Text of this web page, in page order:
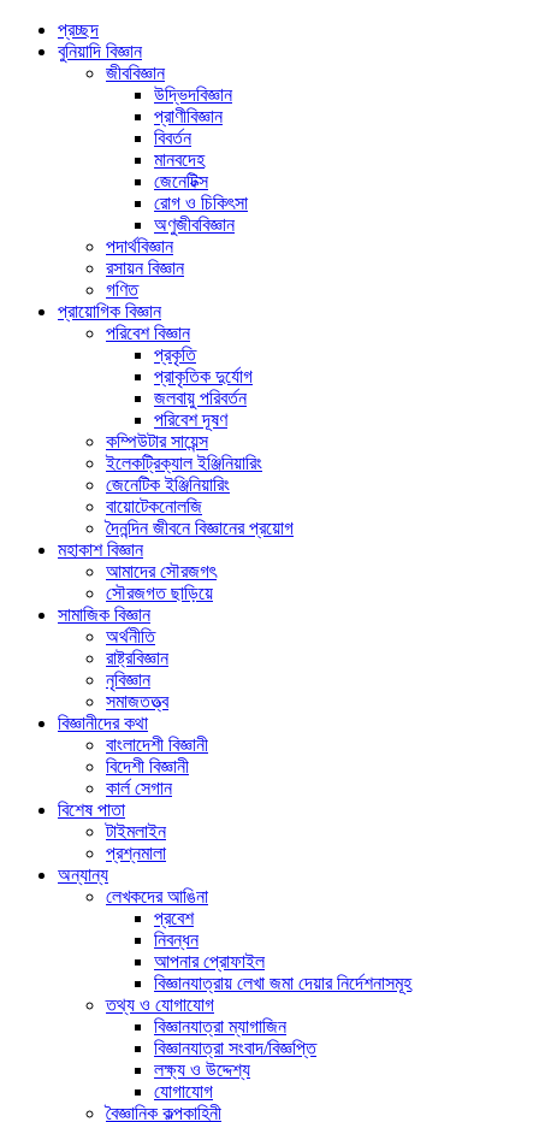
প্রচ্ছদ
বুনিয়াদি বিজ্ঞান
জীববিজ্ঞান
উদ্ভিদবিজ্ঞান
প্রাণীবিজ্ঞান
বিবর্তন
মানবদেহ
জেনেটিক্স
রোগ ও চিকিৎসা
অণুজীববিজ্ঞান
পদার্থবিজ্ঞান
রসায়ন বিজ্ঞান
গণিত
প্রায়োগিক বিজ্ঞান
পরিবেশ বিজ্ঞান
প্রকৃতি
প্রাকৃতিক দুর্যোগ
জলবায়ু পরিবর্তন
পরিবেশ দূষণ
কম্পিউটার সায়েন্স
ইলেকট্রিক্যাল ইঞ্জিনিয়ারিং
জেনেটিক ইঞ্জিনিয়ারিং
বায়োটেকনোলজি
দৈনন্দিন জীবনে বিজ্ঞানের প্রয়োগ
মহাকাশ বিজ্ঞান
আমাদের সৌরজগৎ
সৌরজগত ছাড়িয়ে
সামাজিক বিজ্ঞান
অর্থনীতি
রাষ্ট্রবিজ্ঞান
নৃবিজ্ঞান
সমাজতত্ত্ব
বিজ্ঞানীদের কথা
বাংলাদেশী বিজ্ঞানী
বিদেশী বিজ্ঞানী
কার্ল সেগান
বিশেষ পাতা
টাইমলাইন
প্রশ্নমালা
অন্যান্য
লেখকদের আঙিনা
প্রবেশ
নিবন্ধন
আপনার প্রোফাইল
বিজ্ঞানযাত্রায় লেখা জমা দেয়ার নির্দেশনাসমূহ
তথ্য ও যোগাযোগ
বিজ্ঞানযাত্রা ম্যাগাজিন
বিজ্ঞানযাত্রা সংবাদ/বিজ্ঞপ্তি
লক্ষ্য ও উদ্দেশ্য
যোগাযোগ
বৈজ্ঞানিক কল্পকাহিনী